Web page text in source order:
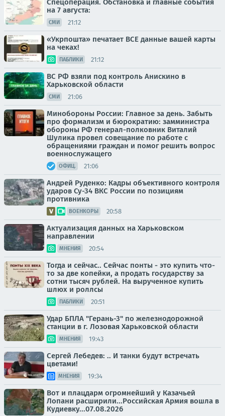
Спецоперация. Обстановка и главные события
на 7 августа:
СМИ 21:12
«Укрпошта» печатает ВСЕ данные вашей карты
на чеках!
ПАБЛИКИ 21:12
ВС РФ взяли под контроль Анискино в
Харьковской области
СМИ 21:06
Минобороны России: Главное за день. Забыть
про формализм и бюрократию: замминистра
обороны РФ генерал-полковник Виталий
Шулика провел совещание по работе с
обращениями граждан и помог решить вопрос
военнослужащего
ОФИЦ. 21:06
Андрей Руденко: Кадры объективного контроля
ударов Су-34 ВКС России по позициям
противника
ВОЕНКОРЫ 20:58
Актуализация данных на Харьковском
направлении
МНЕНИЯ 20:54
Тогда и сейчас.. Сейчас понты - это купить что-
то за две копейки, а продать государству за
сотни тысяч рублей. На вырученное купить
шлюх и роллсы
ПАБЛИКИ 20:51
Удар БПЛА "Герань-3" по железнодорожной
станции в г. Лозовая Харьковской области
МНЕНИЯ 19:43
Сергей Лебедев: .. И танки будут встречать
цветами!
МНЕНИЯ 19:34
Вот и плацдарм огромнейший у Казачьей
Лопани расширили...Российская Армия вошла в
Кудиевку...07.08.2026